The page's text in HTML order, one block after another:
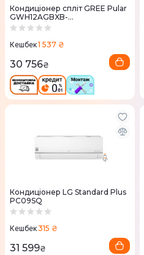
Кондиціонер спліт GREE Pular
GWH12AGBXB-
K6DNA1A/GWH12AGBXB-
Кешбек1 537 ₴
30 756₴
Кондиціонер LG Standard Plus
PC09SQ
Кешбек315 ₴
31 599₴